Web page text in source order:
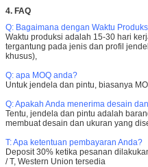
4. FAQ
Q: Bagaimana dengan Waktu
Waktu produksi adalah 15-30 hari
tergantung pada jenis dan profil
khusus),
Q: apa MOQ anda?
Untuk jendela dan pintu, biasanya
Q: Apakah Anda menerima desain
Tentu, jendela dan pintu adalah
membuat desain dan ukuran yang
T: Apa ketentuan pembayaran Anda?
Deposit 30% ketika pesanan
/ T, Western Union tersedia